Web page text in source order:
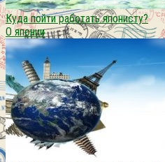
Куда пойти работать японисту?
О японии